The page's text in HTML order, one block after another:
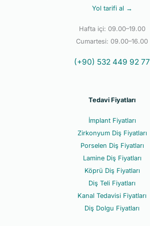
Yol tarifi al →
Hafta içi: 09.00–19.00
Cumartesi: 09.00–16.00
(+90) 532 449 92 77
Tedavi Fiyatları
İmplant Fiyatları
Zirkonyum Diş Fiyatları
Porselen Diş Fiyatları
Lamine Diş Fiyatları
Köprü Diş Fiyatları
Diş Teli Fiyatları
Kanal Tedavisi Fiyatları
Diş Dolgu Fiyatları